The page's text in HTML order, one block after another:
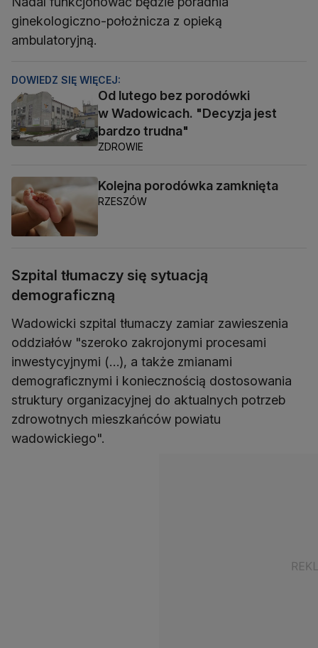
ginekologiczno-położnicza z opieką
ambulatoryjną.
DOWIEDZ SIĘ WIĘCEJ:
Od lutego bez porodówki
w Wadowicach. "Decyzja jest
bardzo trudna"
ZDROWIE
Kolejna porodówka zamknięta
RZESZÓW
Szpital tłumaczy się sytuacją
demograficzną
Wadowicki szpital tłumaczy zamiar zawieszenia
oddziałów "szeroko zakrojonymi procesami
inwestycyjnymi (…), a także zmianami
demograficznymi i koniecznością dostosowania
struktury organizacyjnej do aktualnych potrzeb
zdrowotnych mieszkańców powiatu
wadowickiego".